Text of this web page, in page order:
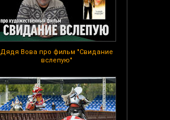
Дядя Вова про фильм "Свидание
вслепую"